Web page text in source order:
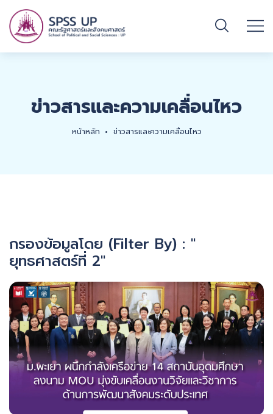
ข่าวสารและความเคลื่อนไหว
หน้าหลัก ข่าวสารและความเคลื่อนไหว
กรองข้อมูลโดย (Filter By) : "
ยุทธศาสตร์ที่ 2"